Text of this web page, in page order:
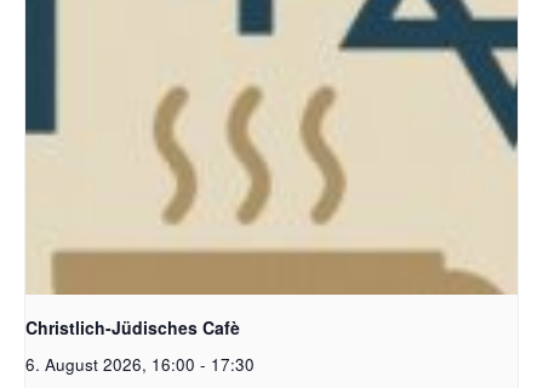
Christlich-Jüdisches Cafè
6. August 2026, 16:00 - 17:30